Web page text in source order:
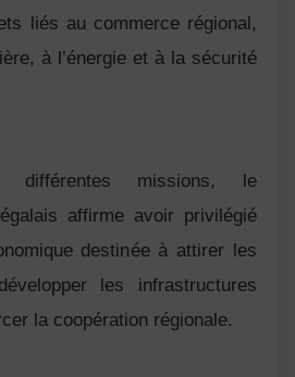
liés au commerce régional,
à l’énergie et à la sécurité
missions, le
affirme avoir privilégié
destinée à attirer les
les infrastructures
la coopération régionale.